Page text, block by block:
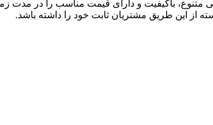
متنوع، باکیفیت و دارای قیمت مناسب را در
از این طریق مشتریان ثابت خود را داشته باشد.